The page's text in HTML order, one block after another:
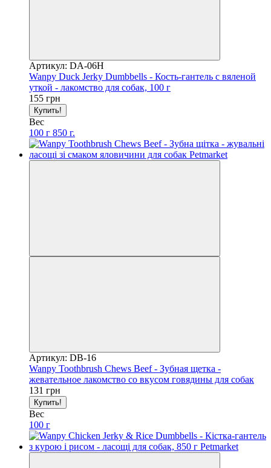
Артикул: DA-06H
Wanpy Duck Jerky Dumbbells - Кость-гантель с вяленой
уткой - лакомство для собак, 100 г
155 грн
Купить!
Вес
100 г 850 г.
Артикул: DB-16
Wanpy Toothbrush Chews Beef - Зубная щетка -
жевательное лакомство со вкусом говядины для собак
131 грн
Купить!
Вес
100 г